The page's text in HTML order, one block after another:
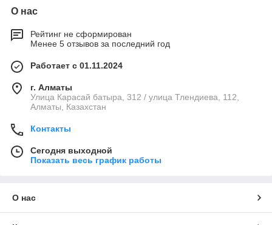
О нас
Рейтинг не сформирован
Менее 5 отзывов за последний год
Работает с 01.11.2024
г. Алматы
Улица Карасай батыра, 312 / улица Тлендиева, 112,
Алматы, Казахстан
Контакты
Сегодня выходной
Показать весь график работы
О нас